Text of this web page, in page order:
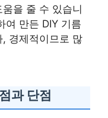
을 줄 수 있습니
여 만든 DIY 기름
경제적이므로 많
과 단점